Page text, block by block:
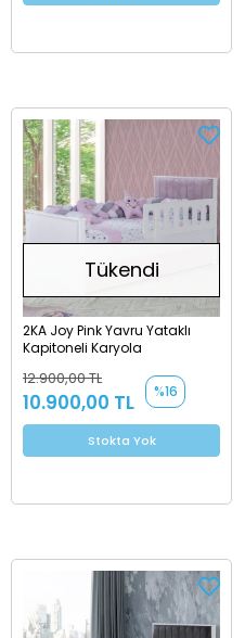
Tükendi
2KA Joy Pink Yavru Yataklı
Kapitoneli Karyola
12.900,00 TL
10.900,00 TL %16
Stokta Yok